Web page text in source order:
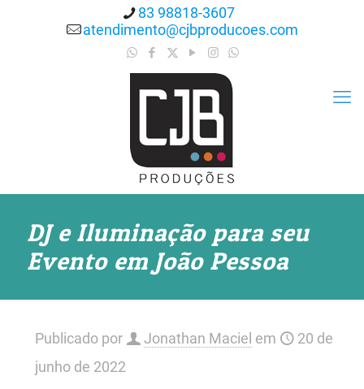
83 98818-3607
atendimento@cjbproducoes.com
DJ e Iluminação para seu
Evento em João Pessoa
Publicado por Jonathan Maciel em
20 de
junho de 2022